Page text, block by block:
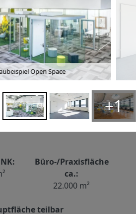
Open Space
+1
Büro-/Praxisfläche
ca.:
22.000 m²
teilbar